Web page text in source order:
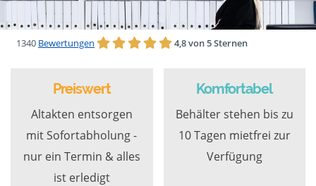
1340 Bewertungen 4,8 von 5 Sternen
Preiswert
Altakten entsorgen
mit Sofortabholung -
nur ein Termin & alles
ist erledigt
Komfortabel
Behälter stehen bis zu
10 Tagen mietfrei zur
Verfügung